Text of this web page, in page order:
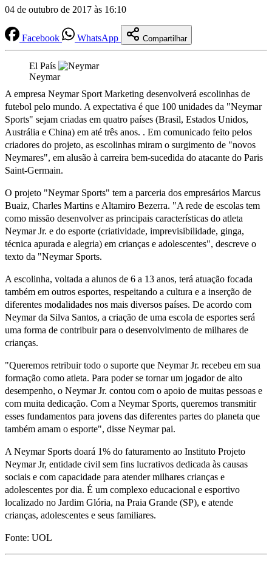
04 de outubro de 2017 às 16:10
Facebook WhatsApp Compartilhar
El País
Neymar
A empresa Neymar Sport Marketing desenvolverá escolinhas de
futebol pelo mundo. A expectativa é que 100 unidades da "Neymar
Sports" sejam criadas em quatro países (Brasil, Estados Unidos,
Austrália e China) em até três anos. . Em comunicado feito pelos
criadores do projeto, as escolinhas miram o surgimento de "novos
Neymares", em alusão à carreira bem-sucedida do atacante do Paris
Saint-Germain.
O projeto "Neymar Sports" tem a parceria dos empresários Marcus
Buaiz, Charles Martins e Altamiro Bezerra. "A rede de escolas tem
como missão desenvolver as principais características do atleta
Neymar Jr. e do esporte (criatividade, imprevisibilidade, ginga,
técnica apurada e alegria) em crianças e adolescentes", descreve o
texto da "Neymar Sports.
A escolinha, voltada a alunos de 6 a 13 anos, terá atuação focada
também em outros esportes, respeitando a cultura e a inserção de
diferentes modalidades nos mais diversos países. De acordo com
Neymar da Silva Santos, a criação de uma escola de esportes será
uma forma de contribuir para o desenvolvimento de milhares de
crianças.
"Queremos retribuir todo o suporte que Neymar Jr. recebeu em sua
formação como atleta. Para poder se tornar um jogador de alto
desempenho, o Neymar Jr. contou com o apoio de muitas pessoas e
com muita dedicação. Com a Neymar Sports, queremos transmitir
esses fundamentos para jovens das diferentes partes do planeta que
também amam o esporte", disse Neymar pai.
A Neymar Sports doará 1% do faturamento ao Instituto Projeto
Neymar Jr, entidade civil sem fins lucrativos dedicada às causas
sociais e com capacidade para atender milhares crianças e
adolescentes por dia. É um complexo educacional e esportivo
localizado no Jardim Glória, na Praia Grande (SP), e atende
crianças, adolescentes e seus familiares.
Fonte: UOL